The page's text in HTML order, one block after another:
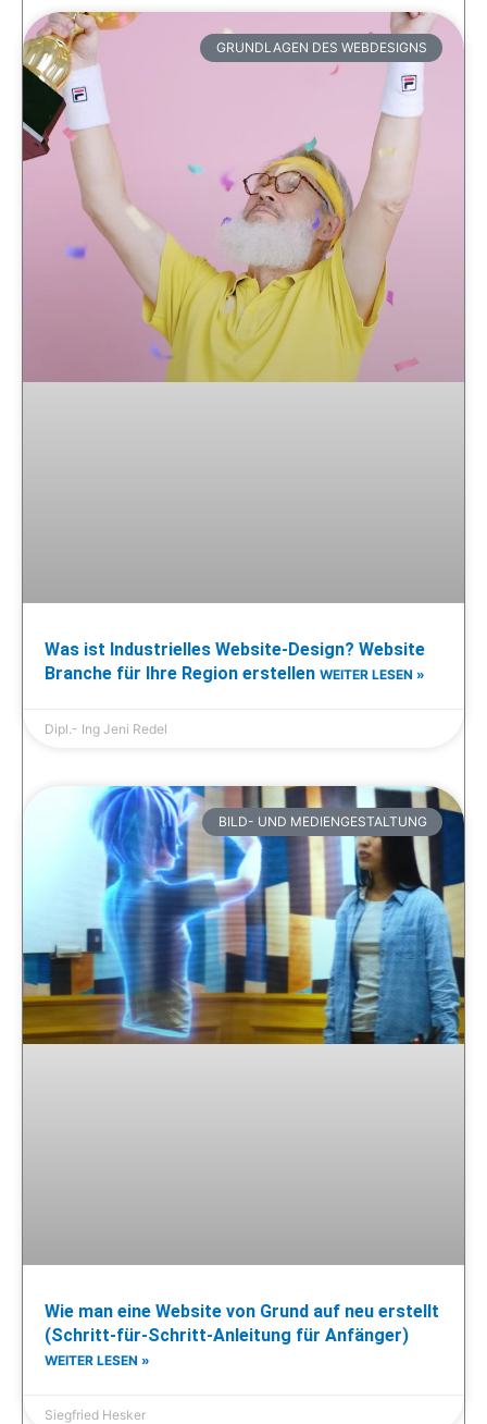
GRUNDLAGEN DES WEBDESIGNS
Was ist Industrielles Website-Design? Website
Branche für Ihre Region erstellen WEITER LESEN »
Dipl.- Ing Jeni Redel
BILD- UND MEDIENGESTALTUNG
Wie man eine Website von Grund auf neu erstellt
(Schritt-für-Schritt-Anleitung für Anfänger)
WEITER LESEN »
Siegfried Hesker